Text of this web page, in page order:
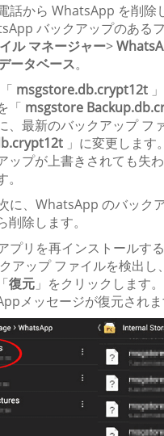
話から WhatsApp を削除
バックアップのある
ル マネージャー>
ータベース。
「 msgstore.db.crypt12t
「 msgstore
、最新のバックアップ フ
」に変更します
ップが上書きされても失
に、WhatsApp のバック
削除します。
プリを再インストールす
アップ ファイルを検出し
復元 」をクリックします
メッセージが復元されま